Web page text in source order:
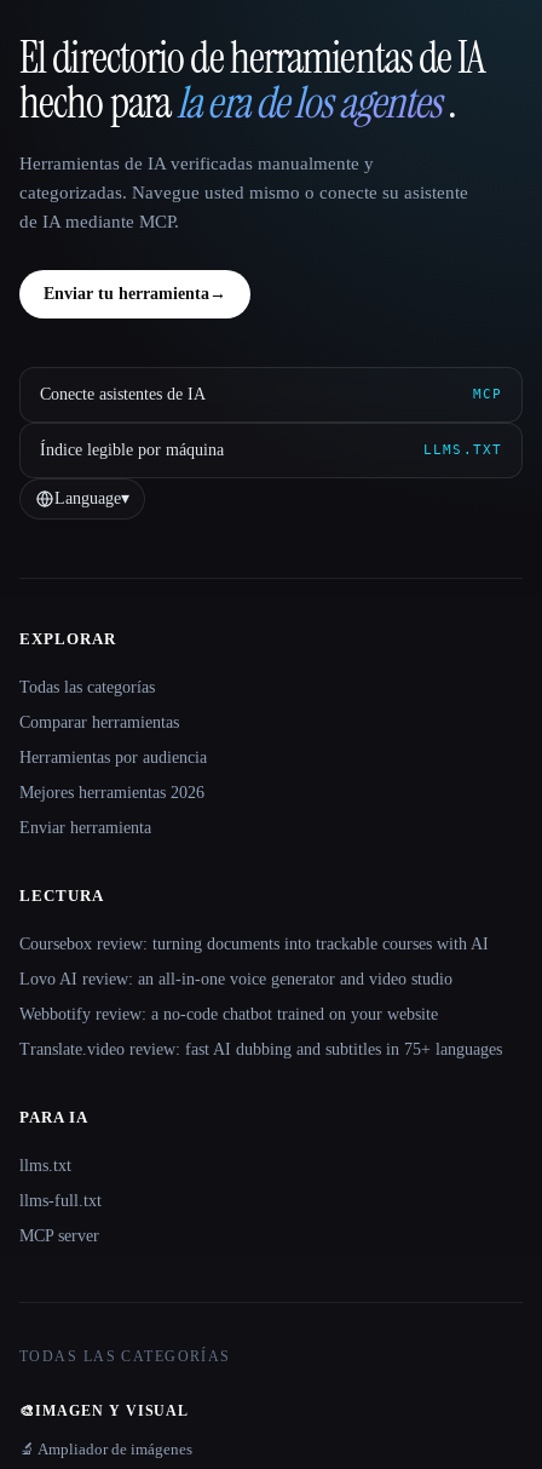
That AI Collection
El directorio de herramientas de IA
hecho parala era de los agentes.
Herramientas de IA verificadas manualmente y
categorizadas. Navegue usted mismo o conecte su asistente
de IA mediante MCP.
Enviar tu herramienta→
Conecte asistentes de IA MCP
Índice legible por máquina LLMS.TXT
Language▾
Site navigation
EXPLORAR
Todas las categorías
Comparar herramientas
Herramientas por audiencia
Mejores herramientas 2026
Enviar herramienta
LECTURA
Coursebox review: turning documents into trackable courses with AI
Lovo AI review: an all-in-one voice generator and video studio
Webbotify review: a no-code chatbot trained on your website
Translate.video review: fast AI dubbing and subtitles in 75+ languages
PARA IA
llms.txt
llms-full.txt
MCP server
TODAS LAS CATEGORÍAS
🎨IMAGEN Y VISUAL
🔬 Ampliador de imágenes